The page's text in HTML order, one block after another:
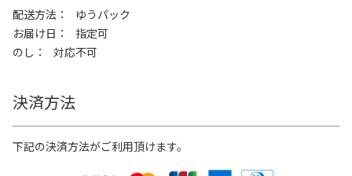
配送方法
ゆうパック
お届け日
指定可
のし
対応不可
決済方法
下記の決済方法がご利用頂けます。